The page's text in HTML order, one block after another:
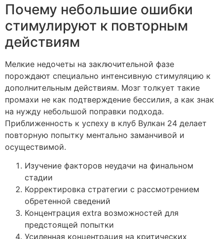
Почему небольшие ошибки
стимулируют к повторным
действиям
Мелкие недочеты на заключительной фазе
порождают специально интенсивную стимуляцию к
дополнительным действиям. Мозг толкует такие
промахи не как подтверждение бессилия, а как знак
на нужду небольшой поправки подхода.
Приближенность к успеху в клуб Вулкан 24 делает
повторную попытку ментально заманчивой и
осуществимой.
Изучение факторов неудачи на финальном
стадии
Корректировка стратегии с рассмотрением
обретенной сведений
Концентрация extra возможностей для
предстоящей попытки
Усиленная концентрация на критических